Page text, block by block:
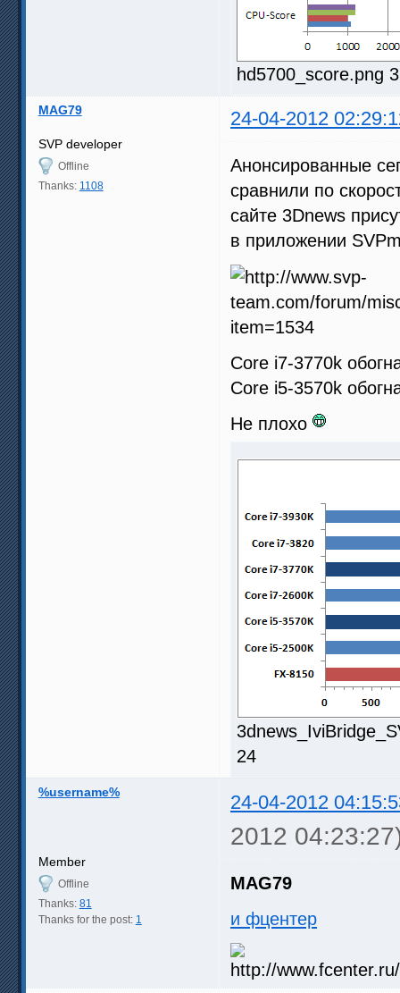
hd5700_score.png
MAG79 24-04-2012
SVP developer
Offline
Thanks: 1108
Анонсированные
сравнили по
сайте 3Dnews
в приложении
Core i7-3770k
Core i5-3570k
Не плохо
24
%username% 24-04-2012
2012
Member
Offline
Thanks: 81
Thanks for the post: 1
MAG79
и фцентeр